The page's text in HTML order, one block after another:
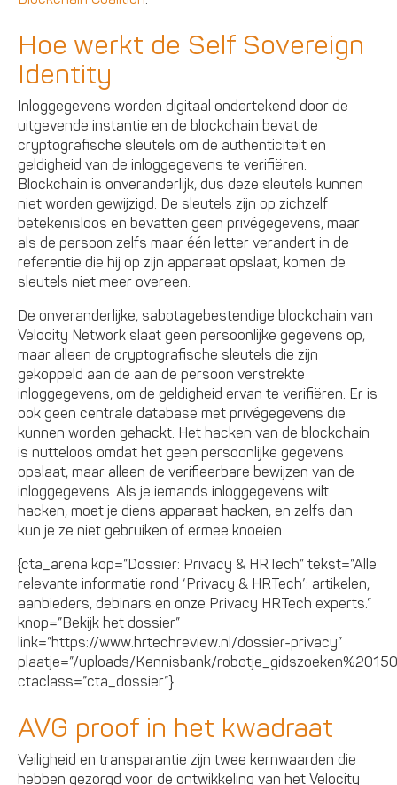
Hoe werkt de Self Sovereign
Identity
Inloggegevens worden digitaal ondertekend door de
uitgevende instantie en de blockchain bevat de
cryptografische sleutels om de authenticiteit en
geldigheid van de inloggegevens te verifiëren.
Blockchain is onveranderlijk, dus deze sleutels kunnen
niet worden gewijzigd. De sleutels zijn op zichzelf
betekenisloos en bevatten geen privégegevens, maar
als de persoon zelfs maar één letter verandert in de
referentie die hij op zijn apparaat opslaat, komen de
sleutels niet meer overeen.
De onveranderlijke, sabotagebestendige blockchain van
Velocity Network slaat geen persoonlijke gegevens op,
maar alleen de cryptografische sleutels die zijn
gekoppeld aan de aan de persoon verstrekte
inloggegevens, om de geldigheid ervan te verifiëren. Er is
ook geen centrale database met privégegevens die
kunnen worden gehackt. Het hacken van de blockchain
is nutteloos omdat het geen persoonlijke gegevens
opslaat, maar alleen de verifieerbare bewijzen van de
inloggegevens. Als je iemands inloggegevens wilt
hacken, moet je diens apparaat hacken, en zelfs dan
kun je ze niet gebruiken of ermee knoeien.
{cta_arena kop=”Dossier: Privacy & HRTech” tekst=”Alle
relevante informatie rond ‘Privacy & HRTech’: artikelen,
aanbieders, debinars en onze Privacy HRTech experts.”
knop=”Bekijk het dossier”
link=”https://www.hrtechreview.nl/dossier-privacy”
plaatje=”/uploads/Kennisbank/
ctaclass=”cta_dossier”}
AVG proof in het kwadraat
Veiligheid en transparantie zijn twee kernwaarden die
hebben gezorgd voor de ontwikkeling van het Velocity